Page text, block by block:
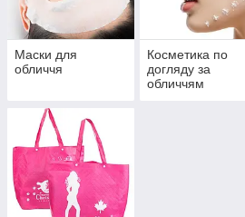
Маски для
обличчя
Косметика по
догляду за
обличчям